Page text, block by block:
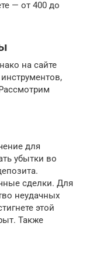
— от 400 до
на сайте
для
убытки во
сделки. Для
неудачных
этой
Также